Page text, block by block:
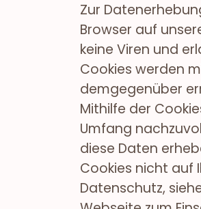
Zur
Browser auf
keine Viren und
Cookies werden
demgegenüber
Mithilfe der
Umfang
diese Daten
Cookies nicht auf
Datenschutz,